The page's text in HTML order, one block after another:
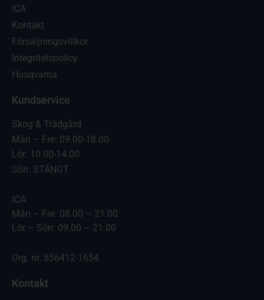
ICA
Kontakt
Försäljningsvillkor
Integritetspolicy
Husqvarna
Kundservice
Skog & Trädgård
Mån – Fre: 09.00-18.00
Lör: 10.00-14.00
Sön: STÄNGT
ICA
Mån – Fre: 08.00 – 21.00
Lör – Sön: 09.00 – 21.00
Org. nr. 556412-1654
Kontakt